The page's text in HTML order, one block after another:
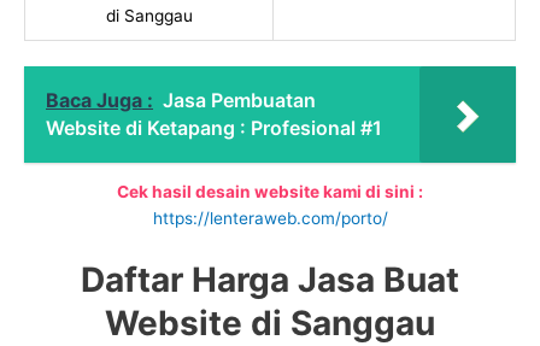
di Sanggau
Baca Juga : Jasa Pembuatan
Website di Ketapang : Profesional #1
Cek hasil desain website kami di sini :
https://lenteraweb.com/porto/
Daftar Harga Jasa Buat
Website di Sanggau